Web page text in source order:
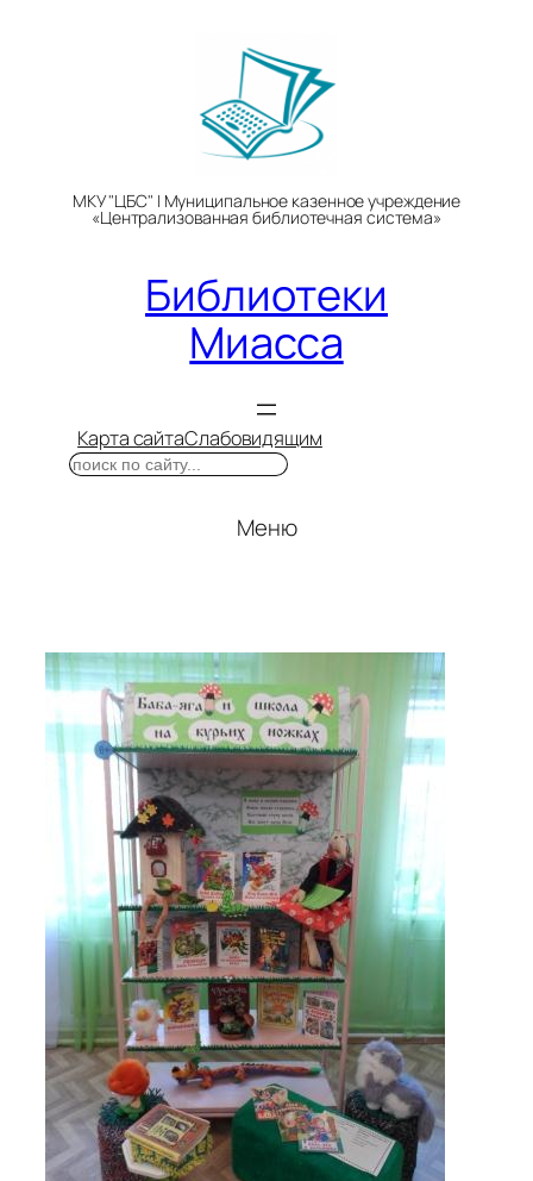
МКУ "ЦБС" | Муниципальное казенное учреждение
«Централизованная библиотечная система»
Библиотеки
Миасса
Карта сайтаСлабовидящим
Поиск
Меню